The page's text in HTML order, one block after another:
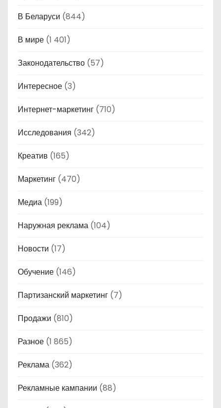
В Беларуси (844)
В мире (1 401)
Законодательство (57)
Интересное (3)
Интернет-маркетинг (710)
Исследования (342)
Креатив (165)
Маркетинг (470)
Медиа (199)
Наружная реклама (104)
Новости (17)
Обучение (146)
Партизанский маркетинг (7)
Продажи (810)
Разное (1 865)
Реклама (362)
Рекламные кампании (88)